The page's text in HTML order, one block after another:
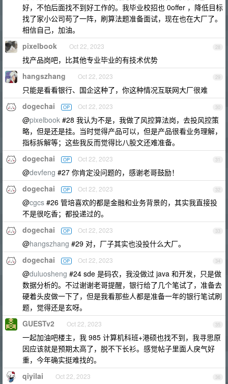
好，不怕后面找不到好工作的。我毕业校招也 0offer ，降低目标
找了家小公司苟了一阵，刷算法题准备面试，现在也在大厂了。
相信自己，加油。
28
pixelbook Oct 22, 2023
找产品岗吧，比其他专业毕业的有技术优势
29
hangszhang Oct 22, 2023
只能是看看银行、国企这种了，你这种情况互联网大厂很难
30
dogechai OP Oct 22, 2023
@pixelbook #28 我认为不是，我做了风控算法岗，去投风控策
略，但是还是挂。当时觉得产品可以，但是产品很看业务理解，
指标拆解等；这些我反而觉得比八股文还难准备。
31
dogechai OP Oct 22, 2023
@devfeng #27 你肯定没问题的，感谢老哥鼓励！
32
dogechai OP Oct 22, 2023
@cgcs #26 管培喜欢的都是金融和业务背景的，其实我直接投
不是很吃香；都投递过的。
33
dogechai OP Oct 22, 2023
@hangszhang #29 对，厂子其实也没投什么大厂。
34
dogechai OP Oct 22, 2023
@duluosheng #24 sde 是码农，我没做过 java 和开发，只是做
数据分析的。不过谢谢老哥提醒，银行给了几个笔试了，准备去
硬着头皮做一下了，但是我看那些人都是准备一年的银行笔试刷
题，觉得还是玄呀。
35
GUESTv2 Oct 22, 2023
一起加油吧楼主，我 985 计算机科班+港硕也找不到，我寻思原
因应该就是预期太高了，脱不下长衫。感觉帖子里面人戾气好
重，今年确实挺难找的。
36
qiyilai Oct 22, 2023